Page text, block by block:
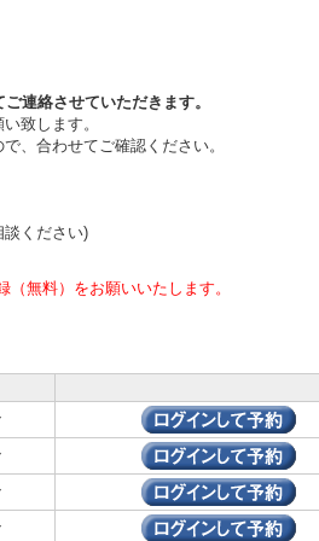
連絡させていただきます。
致します。
、合わせてご確認ください。
ください)
無料）をお願いいたします。